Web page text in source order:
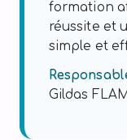
formation
réussite et
simple et
Gildas